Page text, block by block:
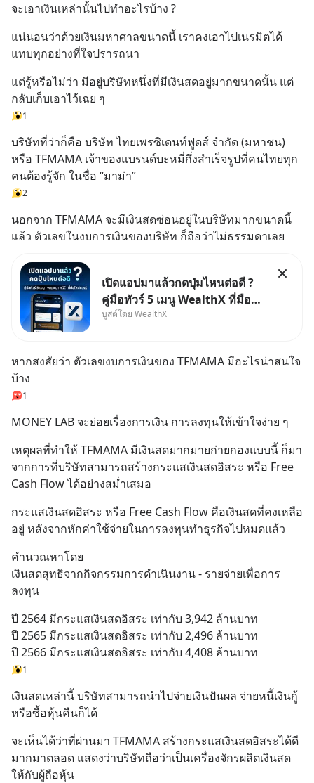
จะเอาเงินเหล่านั้นไปทำอะไรบ้าง ?
แน่นอนว่าด้วยเงินมหาศาลขนาดนี้ เราคงเอาไปเนรมิตได้
แทบทุกอย่างที่ใจปรารถนา
แต่รู้หรือไม่ว่า มีอยู่บริษัทหนึ่งที่มีเงินสดอยู่มากขนาดนั้น แต่
กลับเก็บเอาไว้เฉย ๆ
1
บริษัทที่ว่าก็คือ บริษัท ไทยเพรซิเดนท์ฟูดส์ จำกัด (มหาชน)
หรือ TFMAMA เจ้าของแบรนด์บะหมี่กึ่งสำเร็จรูปที่คนไทยทุก
คนต้องรู้จัก ในชื่อ “มาม่า”
2
นอกจาก TFMAMA จะมีเงินสดซ่อนอยู่ในบริษัทมากขนาดนี้
แล้ว ตัวเลขในงบการเงินของบริษัท ก็ถือว่าไม่ธรรมดาเลย
เปิดแอปมาแล้วกดปุ่มไหนต่อดี ?
คู่มือทัวร์ 5 เมนู WealthX ที่มือ
ใหม่ควรรู้ สำหรับใครที่เพิ่งโหลด
WealthX จะขอพาไปทัวร์ 5 เมนู
บูสต์โดย WealthX
หากสงสัยว่า ตัวเลขงบการเงินของ TFMAMA มีอะไรน่าสนใจ
บ้าง
1
MONEY LAB จะย่อยเรื่องการเงิน การลงทุนให้เข้าใจง่าย ๆ
เหตุผลที่ทำให้ TFMAMA มีเงินสดมากมายก่ายกองแบบนี้ ก็มา
จากการที่บริษัทสามารถสร้างกระแสเงินสดอิสระ หรือ Free
Cash Flow ได้อย่างสม่ำเสมอ
กระแสเงินสดอิสระ หรือ Free Cash Flow คือเงินสดที่คงเหลือ
อยู่ หลังจากหักค่าใช้จ่ายในการลงทุนทำธุรกิจไปหมดแล้ว
คำนวณหาโดย
เงินสดสุทธิจากกิจกรรมการดำเนินงาน - รายจ่ายเพื่อการ
ลงทุน
ปี 2564 มีกระแสเงินสดอิสระ เท่ากับ 3,942 ล้านบาท
ปี 2565 มีกระแสเงินสดอิสระ เท่ากับ 2,496 ล้านบาท
ปี 2566 มีกระแสเงินสดอิสระ เท่ากับ 4,408 ล้านบาท
1
เงินสดเหล่านี้ บริษัทสามารถนำไปจ่ายเงินปันผล จ่ายหนี้เงินกู้
หรือซื้อหุ้นคืนก็ได้
จะเห็นได้ว่าที่ผ่านมา TFMAMA สร้างกระแสเงินสดอิสระได้ดี
มากมาตลอด แสดงว่าบริษัทถือว่าเป็นเครื่องจักรผลิตเงินสด
ให้กับผู้ถือหุ้น